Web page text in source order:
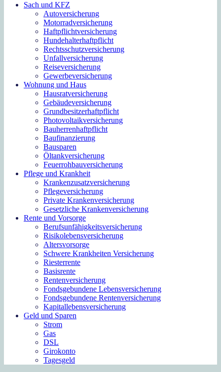
Sach und KFZ
Autoversicherung
Motorradversicherung
Haftpflichtversicherung
Hundehalterhaftpflicht
Rechtsschutzversicherung
Unfallversicherung
Reiseversicherung
Gewerbeversicherung
Wohnung und Haus
Hausratversicherung
Gebäudeversicherung
Grundbesitzerhaftpflicht
Photovoltaikversicherung
Bauherrenhaftpflicht
Baufinanzierung
Bausparen
Öltankversicherung
Feuerrohbauversicherung
Pflege und Krankheit
Krankenzusatzversicherung
Pflegeversicherung
Private Krankenversicherung
Gesetzliche Krankenversicherung
Rente und Vorsorge
Berufs­unfähigkeitsversicherung
Risikolebensversicherung
Altersvorsorge
Schwere Krankheiten Versicherung
Riesterrente
Basisrente
Rentenversicherung
Fondsgebundene Lebensversicherung
Fondsgebundene Rentenversicherung
Kapitallebensversicherung
Geld und Sparen
Strom
Gas
DSL
Girokonto
Tagesgeld